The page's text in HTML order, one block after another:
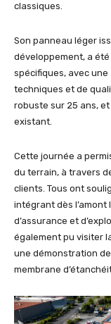
classiques.
Son panneau léger
développement, a
spécifiques, avec
techniques et de
robuste sur 25 ans,
existant.
Cette journée a
du terrain, à travers
clients. Tous ont
intégrant dès
d’assurance et
également pu visiter
une démonstration
membrane